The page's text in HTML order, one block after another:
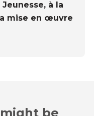
à la
mise en œuvre
be